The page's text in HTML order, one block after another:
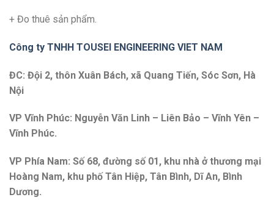
+ Đo thuê sản phẩm.
Công ty TNHH TOUSEI ENGINEERING VIET NAM
ĐC: Đội 2, thôn Xuân Bách, xã Quang Tiến, Sóc Sơn, Hà
Nội
VP Vĩnh Phúc: Nguyễn Văn Linh – Liên Bảo – Vĩnh Yên –
Vĩnh Phúc.
VP Phía Nam: Số 68, đường số 01, khu nhà ở thương mại
Hoàng Nam, khu phố Tân Hiệp, Tân Bình, Dĩ An, Bình
Dương.